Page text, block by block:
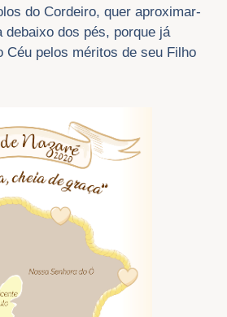
do Cordeiro, quer aproximar-
debaixo dos pés, porque já
Céu pelos méritos de seu Filho